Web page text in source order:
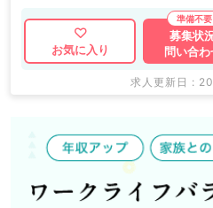
DOCTORでは病院やクリニ
もちろんのこと、 産業医等
います。 求人内容の詳細等は
お気に入り
募集状
問い合わ
求人更新日 :